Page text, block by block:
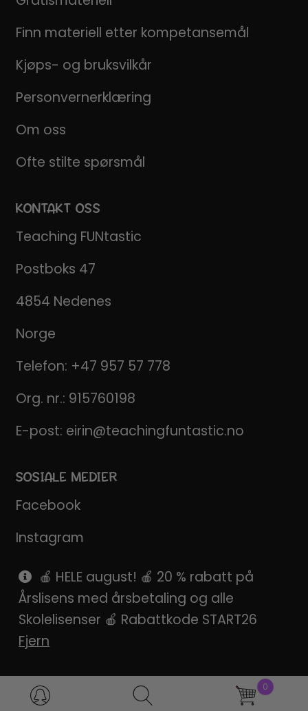
Finn materiell etter kompetansemål
Kjøps- og bruksvilkår
Personvernerklæring
Om oss
Ofte stilte spørsmål
KONTAKT OSS
Teaching FUNtastic
Postboks 47
4854 Nedenes
Norge
Telefon: +47 957 57 778
Org. nr.: 915760198
E-post: eirin@teachingfuntastic.no
SOSIALE MEDIER
Facebook
Instagram
Pinterest
SnapChat
Products
search
0
🍎 HELE august! 🍎 20 % rabatt på
Årslisens med årsbetaling og alle
Skolelisenser 🍎 Rabattkode START26
Fjern